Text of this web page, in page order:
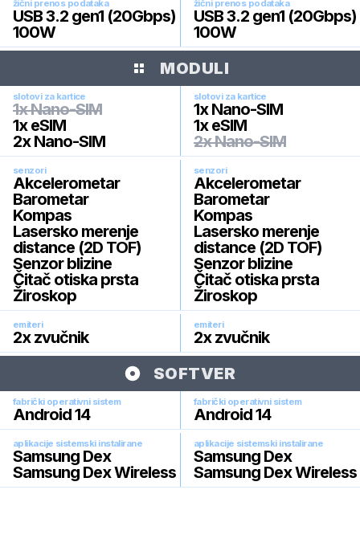
žični prenos podataka
USB 3.2 gen1 (20Gbps)
100W
žični prenos podataka
USB 3.2 gen1 (20Gbps)
100W
MODULI
slotovi za kartice
1x Nano-SIM
1x eSIM
2x Nano-SIM
slotovi za kartice
1x Nano-SIM
1x eSIM
2x Nano-SIM
senzori
Akcelerometar
Barometar
Kompas
Lasersko merenje
distance (2D TOF)
Senzor blizine
Čitač otiska prsta
Žiroskop
senzori
Akcelerometar
Barometar
Kompas
Lasersko merenje
distance (2D TOF)
Senzor blizine
Čitač otiska prsta
Žiroskop
emiteri
2x zvučnik
emiteri
2x zvučnik
SOFTVER
fabrički operativni sistem
Android 14
fabrički operativni sistem
Android 14
aplikacije sistemski instalirane
Samsung Dex
Samsung Dex Wireless
aplikacije sistemski instalirane
Samsung Dex
Samsung Dex Wireless